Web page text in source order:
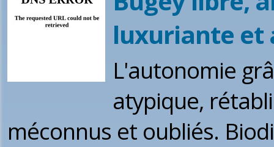
luxuriante et
L'autonomie
atypique,
méconnus et oubliés.